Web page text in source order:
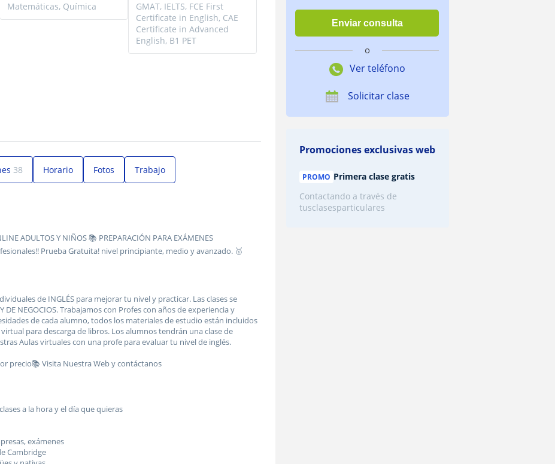
Matemáticas, Química
GMAT, IELTS, FCE First
Certificate in English, CAE
Certificate in Advanced
English, B1 PET
38 Horario Fotos Trabajo
ADULTOS Y NIÑOS 📚 PREPARACIÓN PARA EXÁMENES
Prueba Gratuita! nivel principiante, medio y avanzado. 🥇
de INGLÉS para mejorar tu nivel y practicar. Las clases se
DE NEGOCIOS. Trabajamos con Profes con años de experiencia y
de cada alumno, todos los materiales de estudio están incluidos
para descarga de libros. Los alumnos tendrán una clase de
Aulas virtuales con una profe para evaluar tu nivel de inglés.
precio📚 Visita Nuestra Web y contáctanos
a la hora y el día que quieras
exámenes
Cambridge
o
Ver teléfono
Solicitar clase
Promociones exclusivas web
PROMO Primera clase gratis
Contactando a través de
tusclasesparticulares